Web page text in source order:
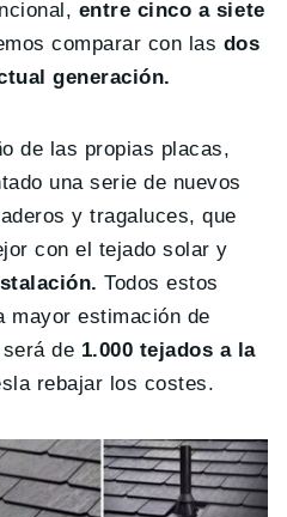
entre cinco a siete
comparar con las dos
generación.
de las propias placas,
una serie de nuevos
y tragaluces, que
con el tejado solar y
Todos estos
mayor estimación de
de 1.000 tejados a la
rebajar los costes.